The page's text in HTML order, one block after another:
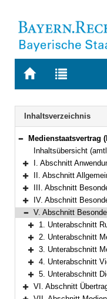
Zur
Zur
letzten
Suche
Navigation
Inhaltsverzeichnis
Bereich reduzieren
Medienstaatsvertrag
Inhaltsübersicht
Bereich erweitern
I. Abschnitt
Bereich erweitern
II. Abschnitt
Bereich erweitern
III. Abschnitt Besondere
Bereich erweitern
IV. Abschnitt Besondere
Bereich reduzieren
V. Abschnitt Besondere
Bereich erweitern
1. Unterabschnitt
Bereich erweitern
2. Unterabschnitt
Bereich erweitern
3. Unterabschnitt
Bereich erweitern
4. Unterabschnitt
Bereich erweitern
5. Unterabschnitt Dienste, die
Bereich erweitern
VI. Abschnitt